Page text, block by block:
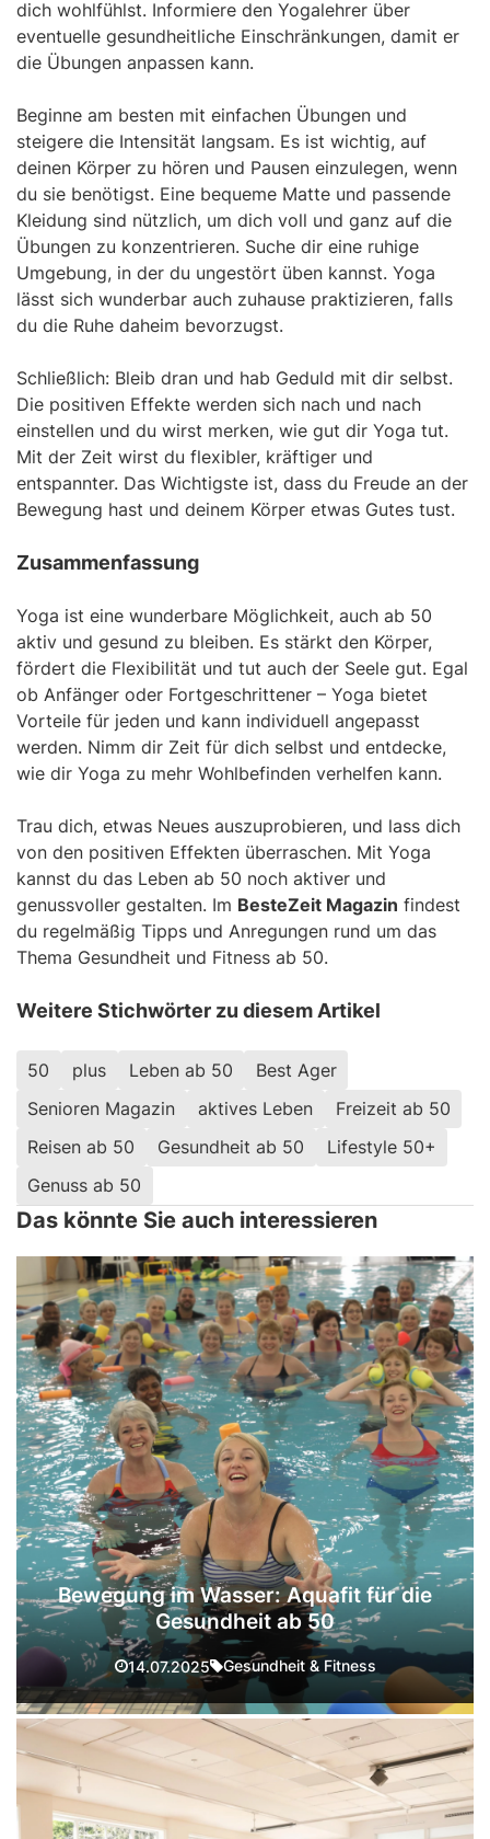
dich wohlfühlst. Informiere den Yogalehrer über
eventuelle gesundheitliche Einschränkungen, damit er
die Übungen anpassen kann.
Beginne am besten mit einfachen Übungen und
steigere die Intensität langsam. Es ist wichtig, auf
deinen Körper zu hören und Pausen einzulegen, wenn
du sie benötigst. Eine bequeme Matte und passende
Kleidung sind nützlich, um dich voll und ganz auf die
Übungen zu konzentrieren. Suche dir eine ruhige
Umgebung, in der du ungestört üben kannst. Yoga
lässt sich wunderbar auch zuhause praktizieren, falls
du die Ruhe daheim bevorzugst.
Schließlich: Bleib dran und hab Geduld mit dir selbst.
Die positiven Effekte werden sich nach und nach
einstellen und du wirst merken, wie gut dir Yoga tut.
Mit der Zeit wirst du flexibler, kräftiger und
entspannter. Das Wichtigste ist, dass du Freude an der
Bewegung hast und deinem Körper etwas Gutes tust.
Zusammenfassung
Yoga ist eine wunderbare Möglichkeit, auch ab 50
aktiv und gesund zu bleiben. Es stärkt den Körper,
fördert die Flexibilität und tut auch der Seele gut. Egal
ob Anfänger oder Fortgeschrittener – Yoga bietet
Vorteile für jeden und kann individuell angepasst
werden. Nimm dir Zeit für dich selbst und entdecke,
wie dir Yoga zu mehr Wohlbefinden verhelfen kann.
Trau dich, etwas Neues auszuprobieren, und lass dich
von den positiven Effekten überraschen. Mit Yoga
kannst du das Leben ab 50 noch aktiver und
genussvoller gestalten. Im BesteZeit Magazin findest
du regelmäßig Tipps und Anregungen rund um das
Thema Gesundheit und Fitness ab 50.
Weitere Stichwörter zu diesem Artikel
50 plus Leben ab 50
Best Ager
Senioren Magazin
aktives Leben
Freizeit ab 50
Reisen ab 50
Gesundheit ab 50
Lifestyle 50+
Genuss ab 50
Das könnte Sie auch interessieren
Bewegung im Wasser: Aquafit für die
Gesundheit ab 50
14.07.2025 Gesundheit & Fitness